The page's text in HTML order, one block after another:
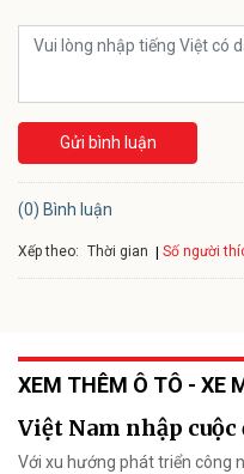
Gửi bình luận
(0) Bình luận
Xếp theo: Thời gian Số người
XEM THÊM Ô TÔ - XE
Việt Nam nhập cuộc
Với xu hướng phát triển công